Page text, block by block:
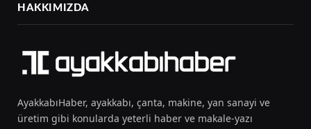
HAKKIMIZDA
AyakkabıHaber, ayakkabı, çanta, makine, yan sanayi ve
üretim gibi konularda yeterli haber ve makale-yazı